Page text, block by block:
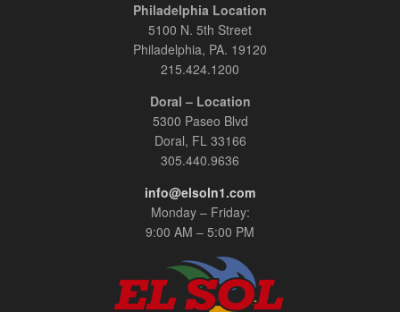
Philadelphia Location
5100 N. 5th Street
Philadelphia, PA. 19120
215.424.1200
Doral – Location
5300 Paseo Blvd
Doral, FL 33166
305.440.9636
info@elsoln1.com
Monday – Friday:
9:00 AM – 5:00 PM